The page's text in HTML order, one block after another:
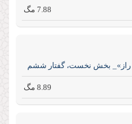
7.88 مگ
8.89 مگ